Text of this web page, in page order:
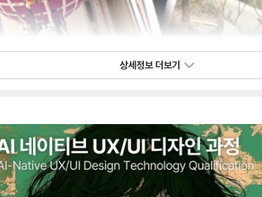
상세정보 더보기